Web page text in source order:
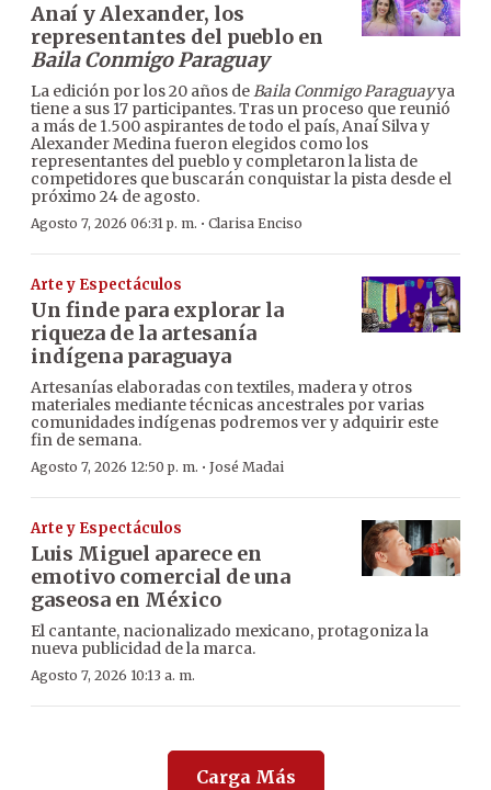
Anaí y Alexander, los
representantes del pueblo en
Baila Conmigo Paraguay
La edición por los 20 años deBaila Conmigo Paraguayya
tiene a sus 17 participantes. Tras un proceso que reunió
a más de 1.500 aspirantes de todo el país, Anaí Silva y
Alexander Medina fueron elegidos como los
representantes del pueblo y completaron la lista de
competidores que buscarán conquistar la pista desde el
próximo 24 de agosto.
Agosto 7, 2026 06:31 p. m. · Clarisa Enciso
Arte y Espectáculos
Un finde para explorar la
riqueza de la artesanía
indígena paraguaya
Artesanías elaboradas con textiles, madera y otros
materiales mediante técnicas ancestrales por varias
comunidades indígenas podremos ver y adquirir este
fin de semana.
Agosto 7, 2026 12:50 p. m. · José Madai
Arte y Espectáculos
Luis Miguel aparece en
emotivo comercial de una
gaseosa en México
El cantante, nacionalizado mexicano, protagoniza la
nueva publicidad de la marca.
Agosto 7, 2026 10:13 a. m.
Carga Más